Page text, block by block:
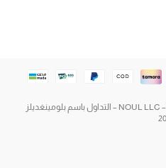
NOUL LLC – – التداول باسم بلومينغديلز